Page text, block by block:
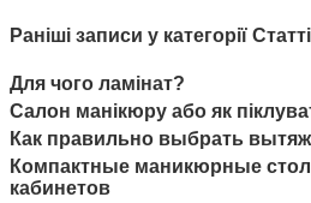
Раніші записи у категорії Статті
Для чого ламінат?
Салон манікюру або як
Как правильно выбрать
Компактные маникюрные
кабинетов